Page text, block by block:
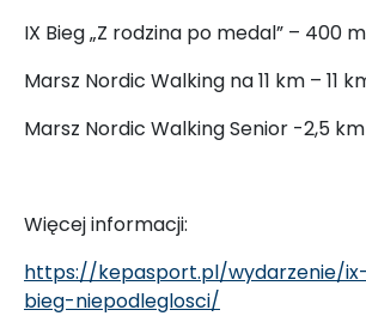
IX Bieg „Z rodzina po medal” – 400 m
Marsz Nordic Walking na 11 km – 11
Marsz Nordic Walking Senior -2,5 km
Więcej informacji:
https://kepasport.pl/wydarzenie/
bieg-niepodleglosci/